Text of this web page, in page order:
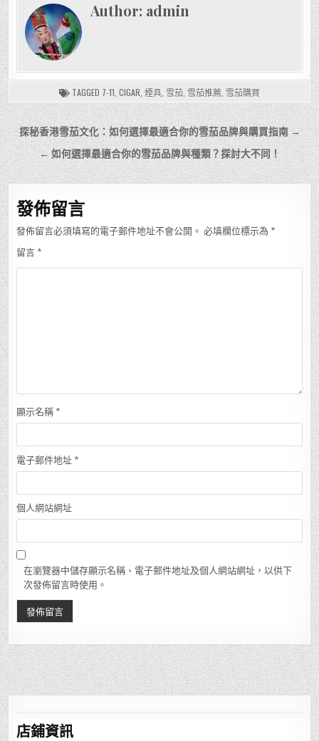
Author: admin
TAGGED 7-11 CIGAR 煙具 雪茄 雪茄推薦 雪茄購買
文
章
導
覽
探秘香港雪茄文化：如何選擇最適合你的雪茄品牌與購買指南 →
← 如何選擇最適合你的雪茄品牌與種類？探討大不同！
發佈留言
發佈留言必須填寫的電子郵件地址不會公開。 必填欄位標示為 *
留言 *
顯示名稱 *
電子郵件地址 *
個人網站網址
在瀏覽器中儲存顯示名稱、電子郵件地址及個人網站網址，以供下
次發佈留言時使用。
店鋪資訊